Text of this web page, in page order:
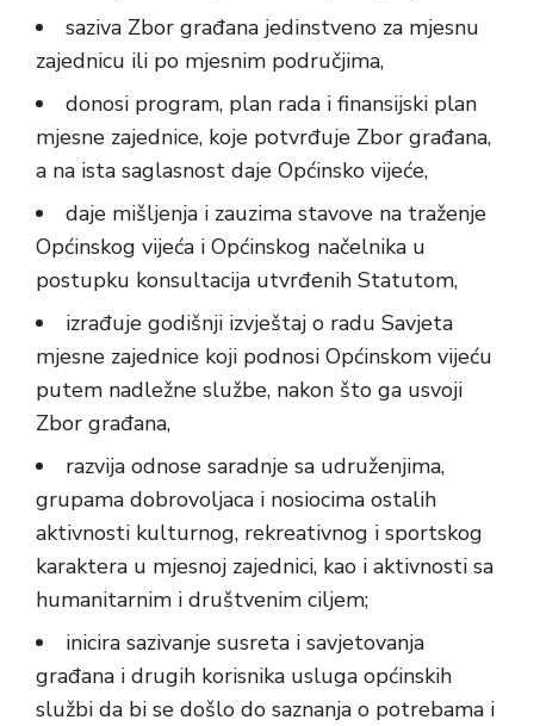
saziva Zbor građana jedinstveno za mjesnu
zajednicu ili po mjesnim područjima,
donosi program, plan rada i finansijski plan
mjesne zajednice, koje potvrđuje Zbor građana,
a na ista saglasnost daje Općinsko vijeće,
daje mišljenja i zauzima stavove na traženje
Općinskog vijeća i Općinskog načelnika u
postupku konsultacija utvrđenih Statutom,
izrađuje godišnji izvještaj o radu Savjeta
mjesne zajednice koji podnosi Općinskom vijeću
putem nadležne službe, nakon što ga usvoji
Zbor građana,
razvija odnose saradnje sa udruženjima,
grupama dobrovoljaca i nosiocima ostalih
aktivnosti kulturnog, rekreativnog i sportskog
karaktera u mjesnoj zajednici, kao i aktivnosti sa
humanitarnim i društvenim ciljem;
inicira sazivanje susreta i savjetovanja
građana i drugih korisnika usluga općinskih
službi da bi se došlo do saznanja o potrebama i